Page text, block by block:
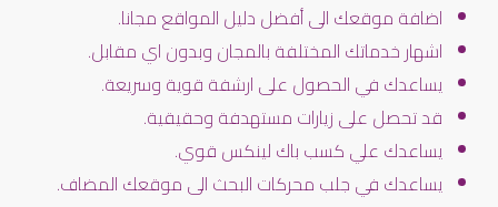
اضافة موقعك الى أفضل دليل المواقع مجانا.
اشهار خدماتك المختلفة بالمجان وبدون اي مقابل.
يساعدك في الحصول على ارشفة قوية وسريعة.
قد تحصل على زيارات مستهدفة وحقيقية.
يساعدك علي كسب باك لينكس قوي.
يساعدك في جلب محركات البحث الى موقعك المضاف.